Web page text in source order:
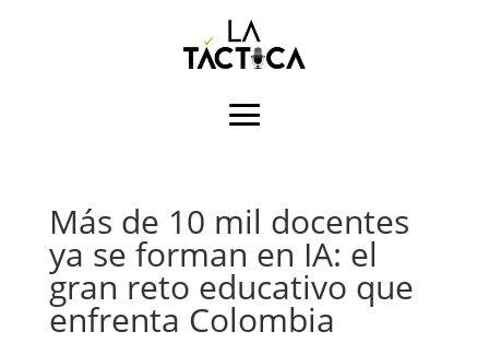
Más de 10 mil docentes
ya se forman en IA: el
gran reto educativo que
enfrenta Colombia